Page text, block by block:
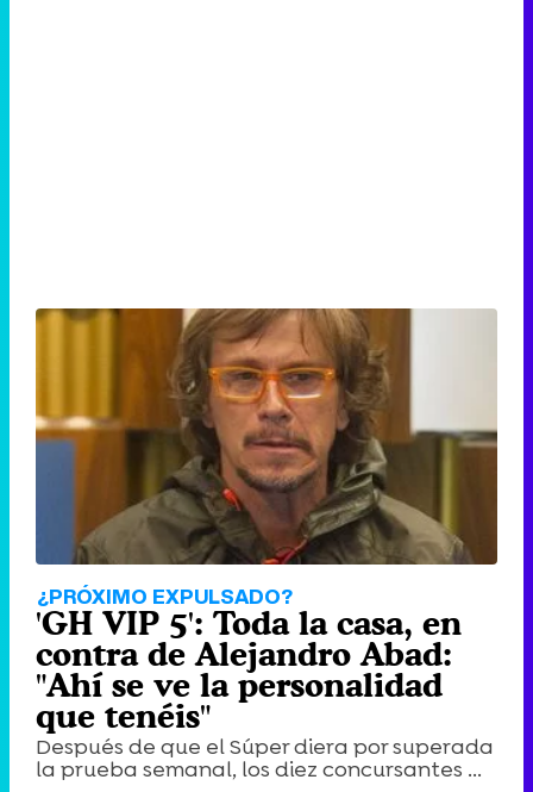
¿PRÓXIMO EXPULSADO?
'GH VIP 5': Toda la casa, en
contra de Alejandro Abad:
"Ahí se ve la personalidad
que tenéis"
Después de que el Súper diera por superada
la prueba semanal, los diez concursantes ...